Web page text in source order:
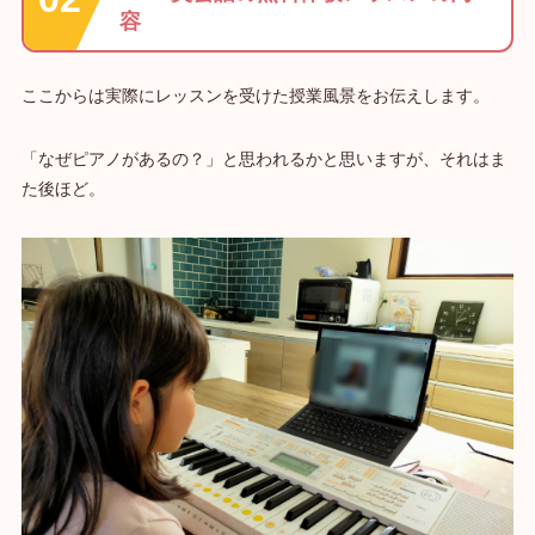
容
ここからは実際にレッスンを受けた授業風景をお伝えします。
「なぜピアノがあるの？」と思われるかと思いますが、それはま
た後ほど。